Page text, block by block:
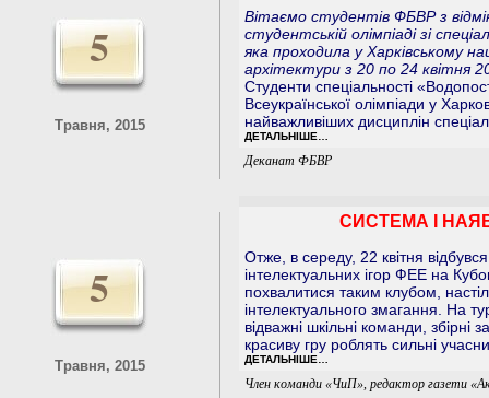
5
Травня, 2015
Вітаємо студентів ФБВР з
студентській олімпіаді зі
яка проходила у Харківському
архітектури з 20 по 24 квітня
Студенти спеціальності
Всеукраїнської олімпіади у
найважливіших дисциплін
ДЕТАЛЬНІШЕ…
Деканат ФБВР
5
Травня, 2015
СИСТЕМА І
Отже, в середу, 22 квітня
інтелектуальних ігор ФЕЕ на
похвалитися таким клубом,
інтелектуального змагання. На
відважні шкільні команди, збірні
красиву гру роблять сильні
ДЕТАЛЬНІШЕ…
Член команди «ЧиП», редактор газети